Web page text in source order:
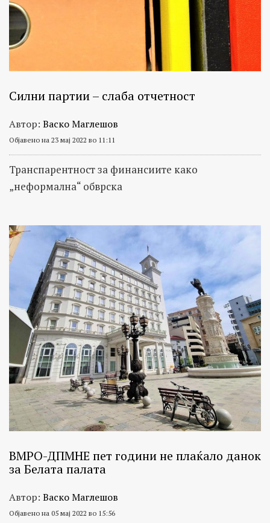
Силни партии – слаба отчетност
Автор: Васко Маглешов
Објавено на 23 мај 2022 во 11:11
Транспарентност за финансиите како
„неформална“ обврска
ВМРО-ДПМНЕ пет години не плаќало данок
за Белата палата
Автор: Васко Маглешов
Објавено на 05 мај 2022 во 15:56